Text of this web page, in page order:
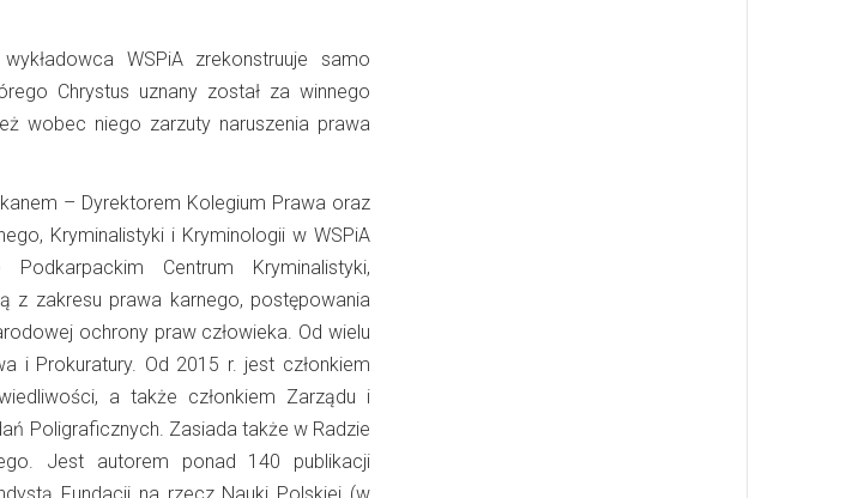
WSPiA zrekonstruuje samo
Chrystus uznany został za winnego
wobec niego zarzuty naruszenia prawa
– Dyrektorem Kolegium Prawa oraz
Kryminalistyki i Kryminologii w WSPiA
Centrum Kryminalistyki,
z zakresu prawa karnego, postępowania
ochrony praw człowieka. Od wielu
i Prokuratury. Od 2015 r. jest członkiem
a także członkiem Zarządu i
Poligraficznych. Zasiada także w Radzie
Jest autorem ponad 140 publikacji